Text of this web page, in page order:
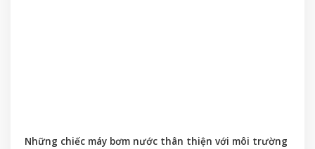
Những chiếc máy bơm nước thân thiện với môi trường